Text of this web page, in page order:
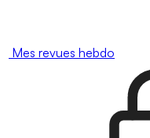
Mes revues hebdo